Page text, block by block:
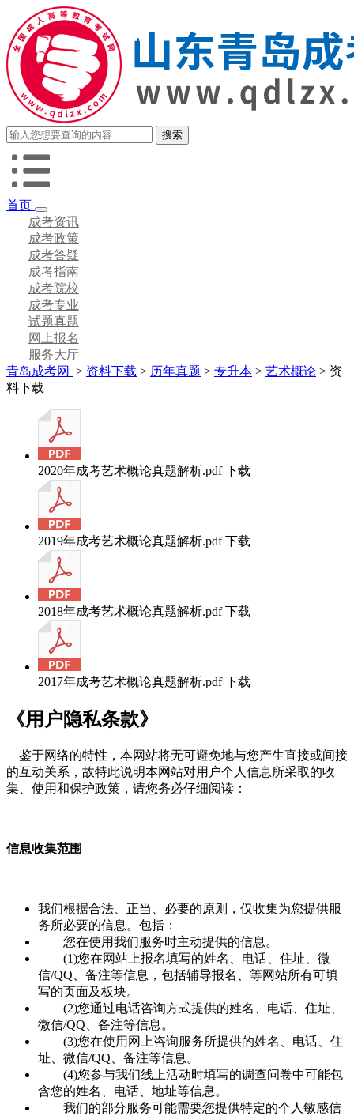
首页
成考资讯
成考政策
成考答疑
成考指南
成考院校
成考专业
试题真题
网上报名
服务大厅
青岛成考网
> 资料下载 > 历年真题 > 专升本 > 艺术概论 > 资
料下载
2020年成考艺术概论真题解析.pdf 下载
2019年成考艺术概论真题解析.pdf 下载
2018年成考艺术概论真题解析.pdf 下载
2017年成考艺术概论真题解析.pdf 下载
《用户隐私条款》
鉴于网络的特性，本网站将无可避免地与您产生直接或间接
的互动关系，故特此说明本网站对用户个人信息所采取的收
集、使用和保护政策，请您务必仔细阅读：
信息收集范围
我们根据合法、正当、必要的原则，仅收集为您提供服
务所必要的信息。包括：
您在使用我们服务时主动提供的信息。
(1)您在网站上报名填写的姓名、电话、住址、微
信/QQ、备注等信息，包括辅导报名、等网站所有可填
写的页面及板块。
(2)您通过电话咨询方式提供的姓名、电话、住址、
微信/QQ、备注等信息。
(3)您在使用网上咨询服务所提供的姓名、电话、住
址、微信/QQ、备注等信息。
(4)您参与我们线上活动时填写的调查问卷中可能包
含您的姓名、电话、地址等信息。
我们的部分服务可能需要您提供特定的个人敏感信